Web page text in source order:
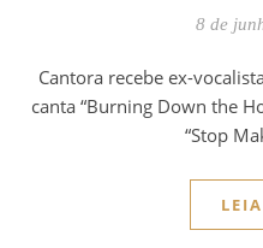
8 de
Cantora recebe ex-vocalista dos Talking Heads no palco,
canta “Burning Down the
“Stop